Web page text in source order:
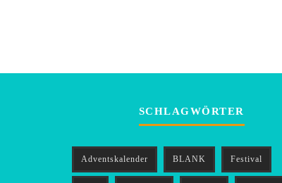
SCHLAGWÖRTER
Adventskalender BLANK Festival